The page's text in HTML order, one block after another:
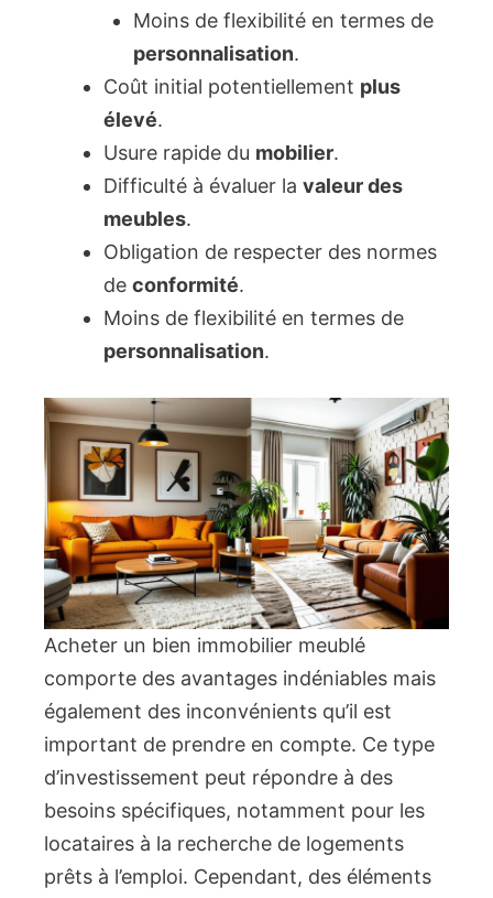
Moins de flexibilité en termes de
personnalisation.
Coût initial potentiellement plus
élevé.
Usure rapide du mobilier.
Difficulté à évaluer la valeur des
meubles.
Obligation de respecter des normes
de conformité.
Moins de flexibilité en termes de
personnalisation.
Acheter un bien immobilier meublé
comporte des avantages indéniables mais
également des inconvénients qu’il est
important de prendre en compte. Ce type
d’investissement peut répondre à des
besoins spécifiques, notamment pour les
locataires à la recherche de logements
prêts à l’emploi. Cependant, des éléments